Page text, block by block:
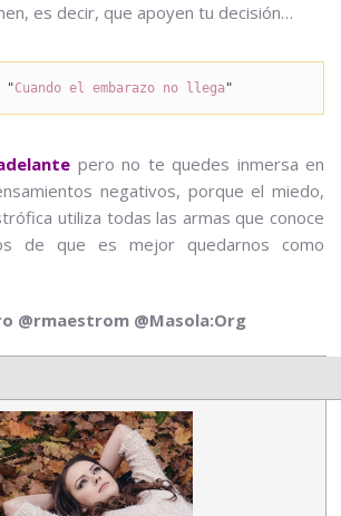
es decir, que apoyen tu decisión…
"Cuando el embarazo no llega"
pero no te quedes inmersa en
negativos, porque el miedo,
utiliza todas las armas que conoce
de que es mejor quedarnos como
@rmaestrom @Masola:Org